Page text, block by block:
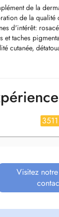
de la
de la qualité
d'intérêt:
et taches
cutanée,
espèces
de
24h avant la
au préalable
3511
Visitez